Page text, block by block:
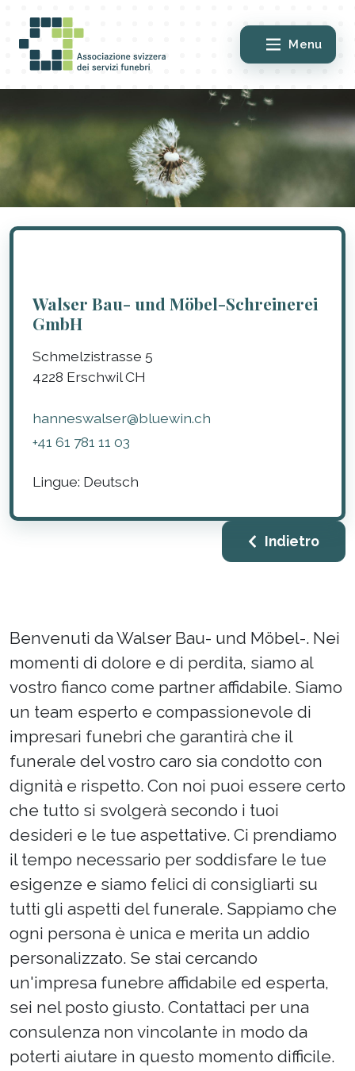
Menu
Walser Bau- und Möbel-Schreinerei
GmbH
Schmelzistrasse 5
4228 Erschwil CH
hanneswalser@bluewin.ch
+41 61 781 11 03
Lingue: Deutsch
Indietro
Benvenuti da Walser Bau- und Möbel-. Nei
momenti di dolore e di perdita, siamo al
vostro fianco come partner affidabile. Siamo
un team esperto e compassionevole di
impresari funebri che garantirà che il
funerale del vostro caro sia condotto con
dignità e rispetto. Con noi puoi essere certo
che tutto si svolgerà secondo i tuoi
desideri e le tue aspettative. Ci prendiamo
il tempo necessario per soddisfare le tue
esigenze e siamo felici di consigliarti su
tutti gli aspetti del funerale. Sappiamo che
ogni persona è unica e merita un addio
personalizzato. Se stai cercando
un'impresa funebre affidabile ed esperta,
sei nel posto giusto. Contattaci per una
consulenza non vincolante in modo da
poterti aiutare in questo momento difficile.